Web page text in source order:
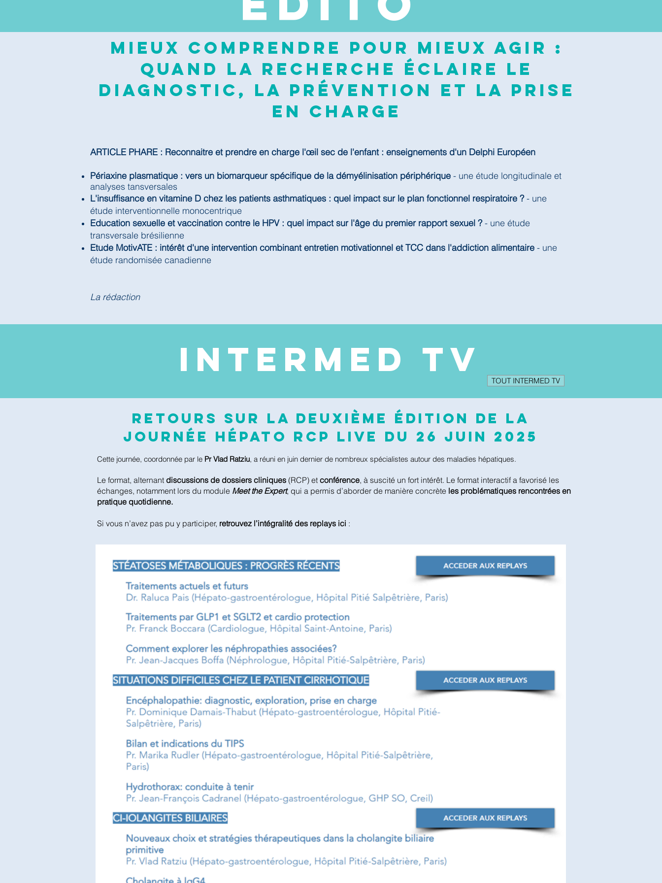
Mieux comprendre pour mieux agir :
quand la recherche éclaire le
diagnostic, la prévention et la prise
en charge
ARTICLE PHARE : Reconnaitre et prendre en charge l'œil sec de l'enfant : enseignements d'un Delphi Européen
Périaxine plasmatique : vers un biomarqueur spécifique de la démyélinisation périphérique - une étude longitudinale et
analyses tansversales
L'insuffisance en vitamine D chez les patients asthmatiques : quel impact sur le plan fonctionnel respiratoire ?- une
étude interventionnelle monocentrique
Education sexuelle et vaccination contre le HPV : quel impact sur l'âge du premier rapport sexuel ?- une étude
transversale brésilienne
Etude MotivATE : intérêt d'une intervention combinant entretien motivationnel et TCC dans l'addiction alimentaire - une
étude randomisée canadienne
La rédaction
INTERMED TV
TOUT INTERMED TV
Cette journée, coordonnée par le Pr Vlad Ratziu, a réuni en juin dernier de nombreux spécialistes autour des maladies hépatiques.
Le format, alternant discussions de dossiers cliniques (RCP) et conférence, à suscité un fort intérêt. Le format interactif a favorisé les
échanges, notamment lors du module Meet the Expert, qui a permis d’aborder de manière concrète les problématiques rencontrées en
pratique quotidienne.
Si vous n’avez pas pu y participer, retrouvez l’intégralité des replays ici :
Retours sur la deuxième édition de la
journée Hépato RCP Live du 26 juin 2025